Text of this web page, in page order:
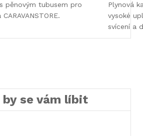
pěnovým tubusem pro
Plynová
vysoké
svícení a
by se vám líbit